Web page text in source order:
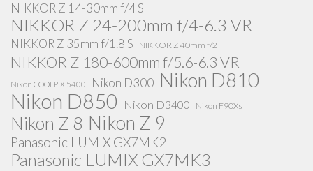
NIKKOR Z 14-30mm f/4 S
NIKKOR Z 24-200mm f/4-6.3 VR
NIKKOR Z 35mm f/1.8 S NIKKOR Z 40mm f/2
NIKKOR Z 180-600mm f/5.6-6.3 VR
Nikon COOLPIX 5400 Nikon D300 Nikon D810
Nikon D850 Nikon D3400 Nikon F90Xs
Nikon Z 8 Nikon Z 9
Panasonic LUMIX GX7MK2
Panasonic LUMIX GX7MK3